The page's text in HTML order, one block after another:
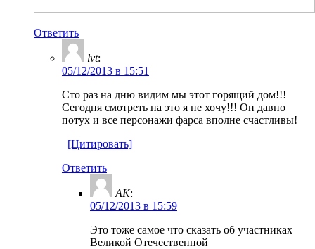
Ответить
lvt:
05/12/2013 в 15:51
Сто раз на дню видим мы этот горящий дом!!!
Сегодня смотреть на это я не хочу!!! Он давно
потух и все персонажи фарса вполне счастливы!
[Цитировать]
Ответить
AK:
05/12/2013 в 15:59
Это тоже самое что сказать об участниках
Великой Отечественной